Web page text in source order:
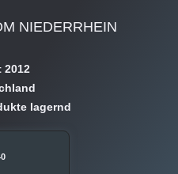
NIEDERRHEIN
2012
lagernd